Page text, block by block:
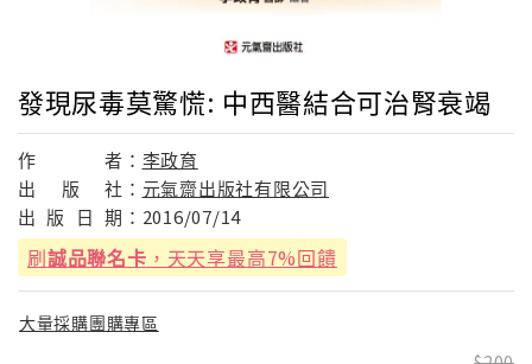
發現尿毒莫驚慌: 中西醫結合可治腎衰竭
作 者： 李政育
出
版 社： 元氣齋出版社有限公司
出 版 日 期： 2016/07/14
刷誠品聯名卡 ，天天享最高7%回饋
大量採購團購專區